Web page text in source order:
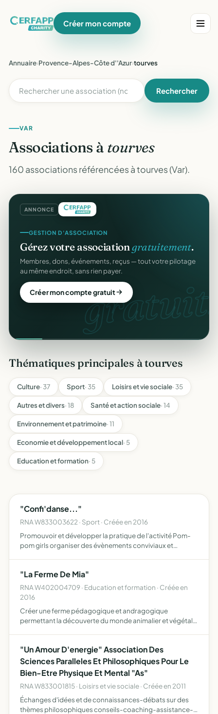
Créer mon compte
Annuaire›Provence-Alpes-Côte d''Azur›tourves
Rechercher
VAR
Associations à tourves
160 associations référencées à tourves (Var).
ANNONCE
gratuit.
GESTION D'ASSOCIATION
Gérez votre associationgratuitement.
Membres, dons, événements, reçus — tout votre pilotage
au même endroit, sans rien payer.
Créer mon compte gratuit
Thématiques principales à tourves
Culture· 37 Sport· 35 Loisirs et vie sociale· 35
Autres et divers· 18 Santé et action sociale· 14
Environnement et patrimoine· 11
Economie et développement local· 5
Education et formation· 5
"Confi'danse..."
RNA W833003622 · Sport · Créée en 2016
Promouvoir et développer la pratique de l'activité Pom-
pom girls organiser des évènements conviviaux et
"La Ferme De Mia"
RNA W402004709 · Education et formation · Créée en
2016
Créer une ferme pédagogique et andragogique
permettant la découverte du monde animalier et végétal,
visites et …
"Un Amour D'energie" Association Des
Sciences Paralleles Et Philosophiques Pour Le
Bien-Etre Physique Et Mental "As"
RNA W833001815 · Loisirs et vie sociale · Créée en 2011
Échanges d'idées et de connaissances-débats sur des
thèmes philosophiques conseils-coaching-assistance-